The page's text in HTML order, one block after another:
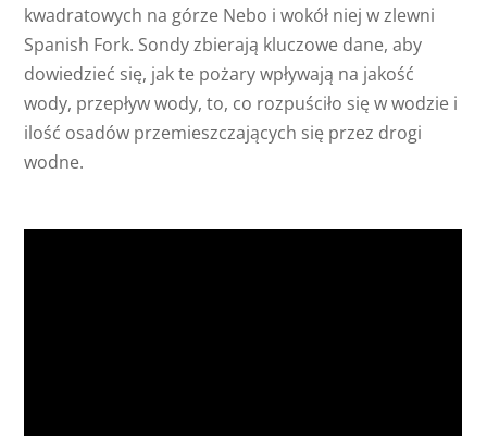
kwadratowych na górze Nebo i wokół niej w zlewni
Spanish Fork. Sondy zbierają kluczowe dane, aby
dowiedzieć się, jak te pożary wpływają na jakość
wody, przepływ wody, to, co rozpuściło się w wodzie i
ilość osadów przemieszczających się przez drogi
wodne.